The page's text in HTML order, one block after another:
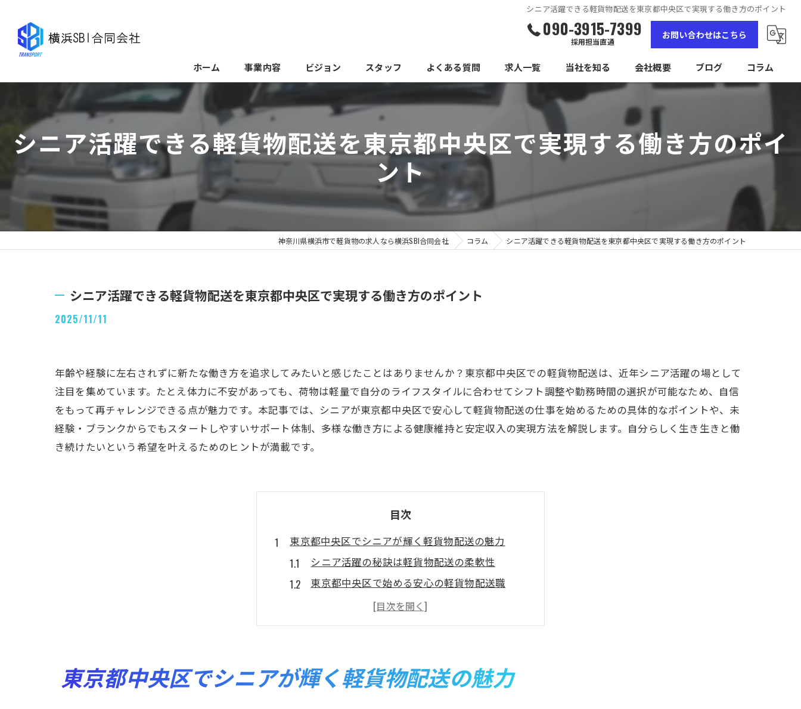
シニア活躍できる軽貨物配送を東京都中央区で実現する働き方のポイント
090-3915-7399
採用担当直通
お問い合わせはこちら
ホーム 事業内容 ビジョン スタッフ よくある質問 求人一覧 当社を知る
高収入
未経験
経験者
会社概要 ブログ コラム
シニア活躍できる軽貨物配送を東京都中央区で実現する働き方のポイ
ント
神奈川県横浜市で軽貨物の求人なら横浜SBI合同会社 コラム シニア活躍できる軽貨物配送を東京都中央区で実現する働き方のポイント
シニア活躍できる軽貨物配送を東京都中央区で実現する働き方のポイント
2025/11/11
年齢や経験に左右されずに新たな働き方を追求してみたいと感じたことはありませんか？東京都中央区での軽貨物配送は、近年シニア活躍の場として
注目を集めています。たとえ体力に不安があっても、荷物は軽量で自分のライフスタイルに合わせてシフト調整や勤務時間の選択が可能なため、自信
をもって再チャレンジできる点が魅力です。本記事では、シニアが東京都中央区で安心して軽貨物配送の仕事を始めるための具体的なポイントや、未
経験・ブランクからでもスタートしやすいサポート体制、多様な働き方による健康維持と安定収入の実現方法を解説します。自分らしく生き生きと働
き続けたいという希望を叶えるためのヒントが満載です。
目次
東京都中央区でシニアが輝く軽貨物配送の魅力
シニア活躍の秘訣は軽貨物配送の柔軟性
東京都中央区で始める安心の軽貨物配送職
軽貨物配送がシニア世代に選ばれる理由とは
配送業でシニアが輝けるポイントを徹底解説
経験問わず活躍できる軽貨物配送の始め方
未経験でも安心して始められる軽貨物配送
東京都中央区でシニアが輝く軽貨物配送の魅力